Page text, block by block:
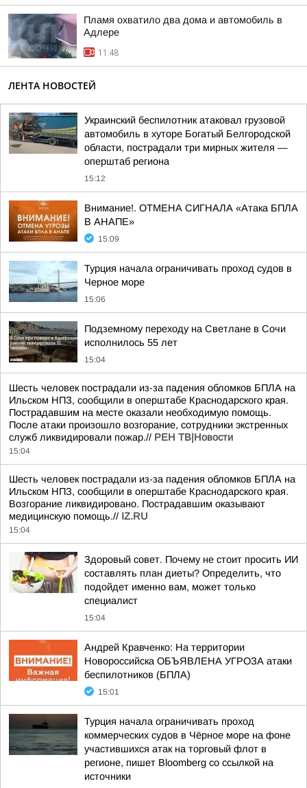
Пламя охватило два дома и автомобиль в
Адлере
11:48
ЛЕНТА НОВОСТЕЙ
Украинский беспилотник атаковал грузовой
автомобиль в хуторе Богатый Белгородской
области, пострадали три мирных жителя —
оперштаб региона
15:12
Внимание!. ОТМЕНА СИГНАЛА «Атака БПЛА
В АНАПЕ»
15:09
Турция начала ограничивать проход судов в
Черное море
15:06
Подземному переходу на Светлане в Сочи
исполнилось 55 лет
15:04
Шесть человек пострадали из-за падения обломков БПЛА на
Ильском НПЗ, сообщили в оперштабе Краснодарского края.
Пострадавшим на месте оказали необходимую помощь.
После атаки произошло возгорание, сотрудники экстренных
служб ликвидировали пожар.// РЕН ТВ|Новости
15:04
Шесть человек пострадали из-за падения обломков БПЛА на
Ильском НПЗ, сообщили в оперштабе Краснодарского края.
Возгорание ликвидировано. Пострадавшим оказывают
медицинскую помощь.// IZ.RU
15:04
Здоровый совет. Почему не стоит просить ИИ
составлять план диеты? Определить, что
подойдет именно вам, может только
специалист
15:04
Андрей Кравченко: На территории
Новороссийска ОБЪЯВЛЕНА УГРОЗА атаки
беспилотников (БПЛА)
15:01
Турция начала ограничивать проход
коммерческих судов в Чёрное море на фоне
участившихся атак на торговый флот в
регионе, пишет Bloomberg со ссылкой на
источники